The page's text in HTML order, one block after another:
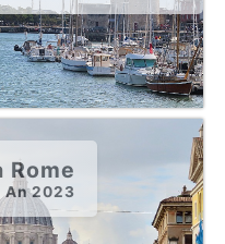
Rome
An 2023